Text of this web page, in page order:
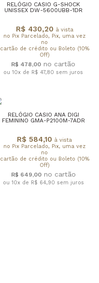
RELÓGIO CASIO G-SHOCK
UNISSEX DW-5600UBB-1DR
R$ 430,20 à vista
no Pix Parcelado, Pix, uma vez
no
cartão de crédito ou Boleto (10%
Off)
R$ 478,00
ou 10x de R$ 47,80 sem juros
RELÓGIO CASIO ANA DIGI
FEMININO GMA-P2100M-7ADR
R$ 584,10 à vista
no Pix Parcelado, Pix, uma vez
no
cartão de crédito ou Boleto (10%
Off)
R$ 649,00
ou 10x de R$ 64,90 sem juros